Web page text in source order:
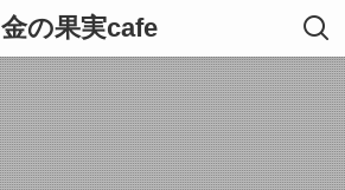
金の果実cafe